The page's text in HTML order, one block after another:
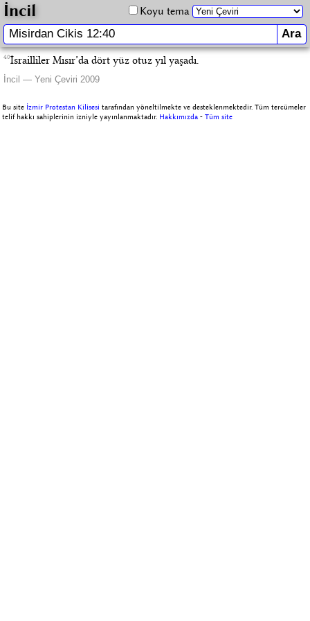
İncil Koyu tema
40İsrailliler Mısır’da dört yüz otuz yıl yaşadı.
İncil — Yeni Çeviri 2009
Bu site İzmir Protestan Kilisesi tarafından yöneltilmekte ve desteklenmektedir. Tüm tercümeler
telif hakkı sahiplerinin izniyle yayınlanmaktadır. Hakkımızda -Tüm site